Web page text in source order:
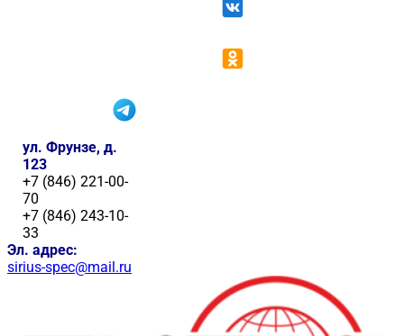
ул. Фрунзе, д.
123
+7 (846) 221-00-
70
+7 (846) 243-10-
33
Эл. адрес:
sirius-spec@mail.ru